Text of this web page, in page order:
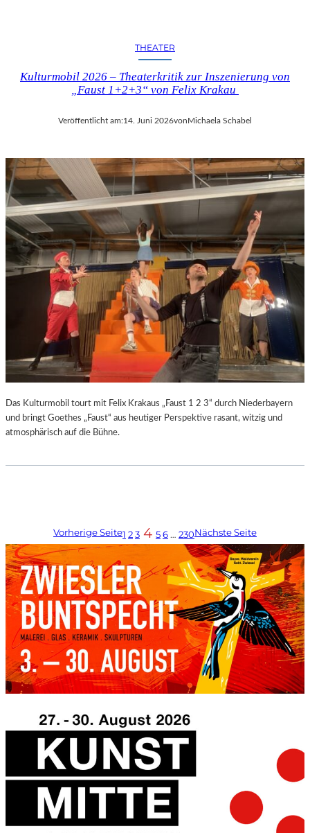
THEATER
Kulturmobil 2026 – Theaterkritik zur Inszenierung von
„Faust 1+2+3“ von Felix Krakau
Veröffentlicht am:14. Juni 2026vonMichaela Schabel
Das Kulturmobil tourt mit Felix Krakaus „Faust 1 2 3“ durch Niederbayern
und bringt Goethes „Faust“ aus heutiger Perspektive rasant, witzig und
atmosphärisch auf die Bühne.
Vorherige Seite1 23 4 56 … 230Nächste Seite